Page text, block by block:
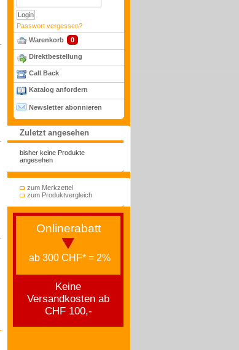
Passwort vergessen?
Warenkorb
0
Direktbestellung
Call Back
Katalog anfordern
Newsletter abonnieren
Zuletzt angesehen
bisher keine Produkte
angesehen
zum Merkzettel
zum Produktvergleich
Onlinerabatt
ab 300 CHF* = 2%
Keine
Versandkosten ab
CHF 100,-